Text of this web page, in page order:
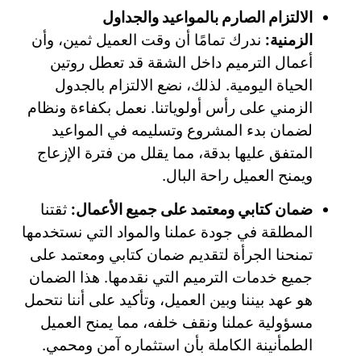
الالتزام الصارم بالمواعيد والجداول
الزمنية: ندرك تمامًا أن وقت العميل ثمين، وأن
أعمال الترميم داخل الشقة قد تعطل روتين
الحياة اليومية. لذلك، نضع الالتزام بالجدول
الزمني على رأس أولوياتنا. نعمل بكفاءة ونظام
لضمان بدء المشروع وتسليمه في المواعيد
المتفق عليها بدقة، مما يقلل من فترة الإزعاج
ويمنح العميل راحة البال.
ضمان كتابي ومعتمد على جميع الأعمال: ثقتنا
المطلقة في جودة عملنا والمواد التي نستخدمها
تمنحنا الجرأة لتقديم ضمان كتابي ومعتمد على
جميع خدمات الترميم التي نقدمها. هذا الضمان
هو عهد بيننا وبين العميل، وتأكيد على أننا نتحمل
مسؤولية عملنا ونقف خلفه، مما يمنح العميل
الطمأنينة الكاملة بأن استثماره آمن ومحمي.